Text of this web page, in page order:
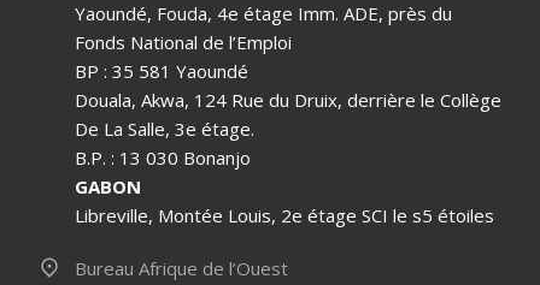
Yaoundé, Fouda, 4e étage Imm. ADE, près du
Fonds National de l’Emploi
BP : 35 581 Yaoundé
Douala, Akwa, 124 Rue du Druix, derrière le Collège
De La Salle, 3e étage.
B.P. : 13 030 Bonanjo
GABON
Libreville, Montée Louis, 2e étage SCI le s5 étoiles
Bureau Afrique de l’Ouest